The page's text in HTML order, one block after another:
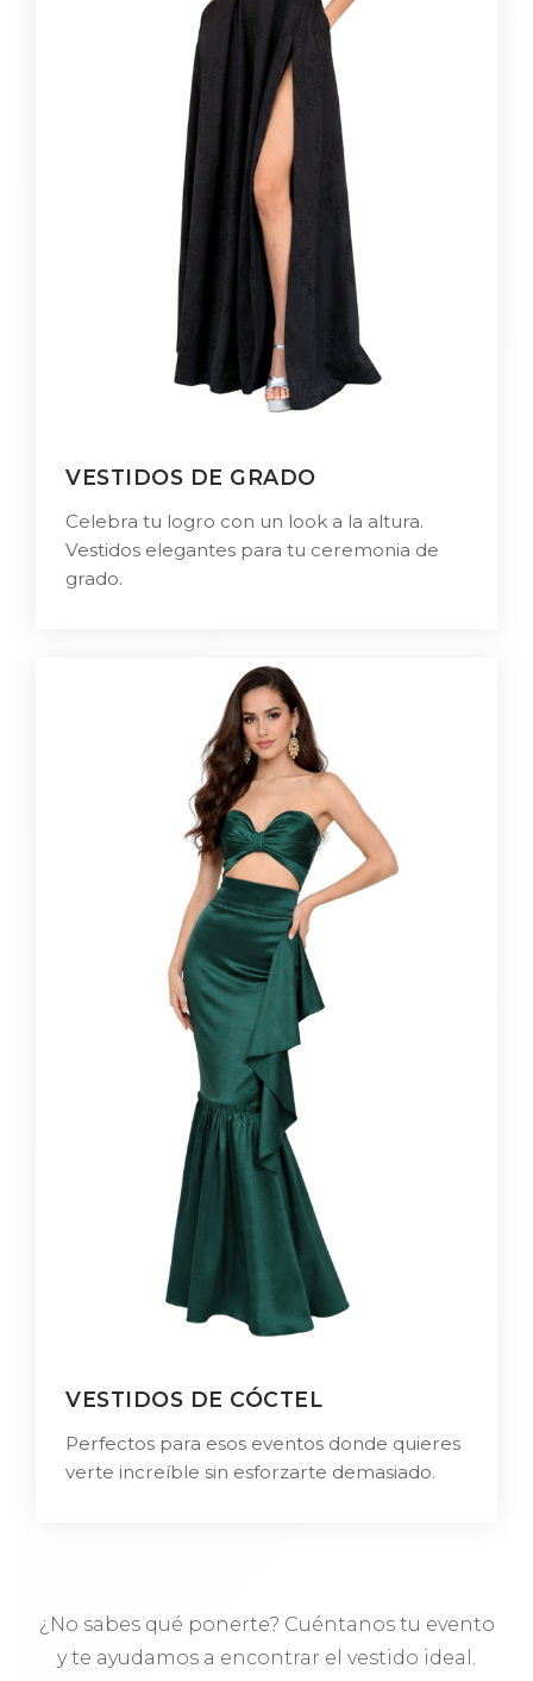
VESTIDOS DE GRADO
Celebra tu logro con un look a la altura.
Vestidos elegantes para tu ceremonia de
grado.
VESTIDOS DE CÓCTEL
Perfectos para esos eventos donde quieres
verte increíble sin esforzarte demasiado.
¿No sabes qué ponerte? Cuéntanos tu evento
y te ayudamos a encontrar el vestido ideal.